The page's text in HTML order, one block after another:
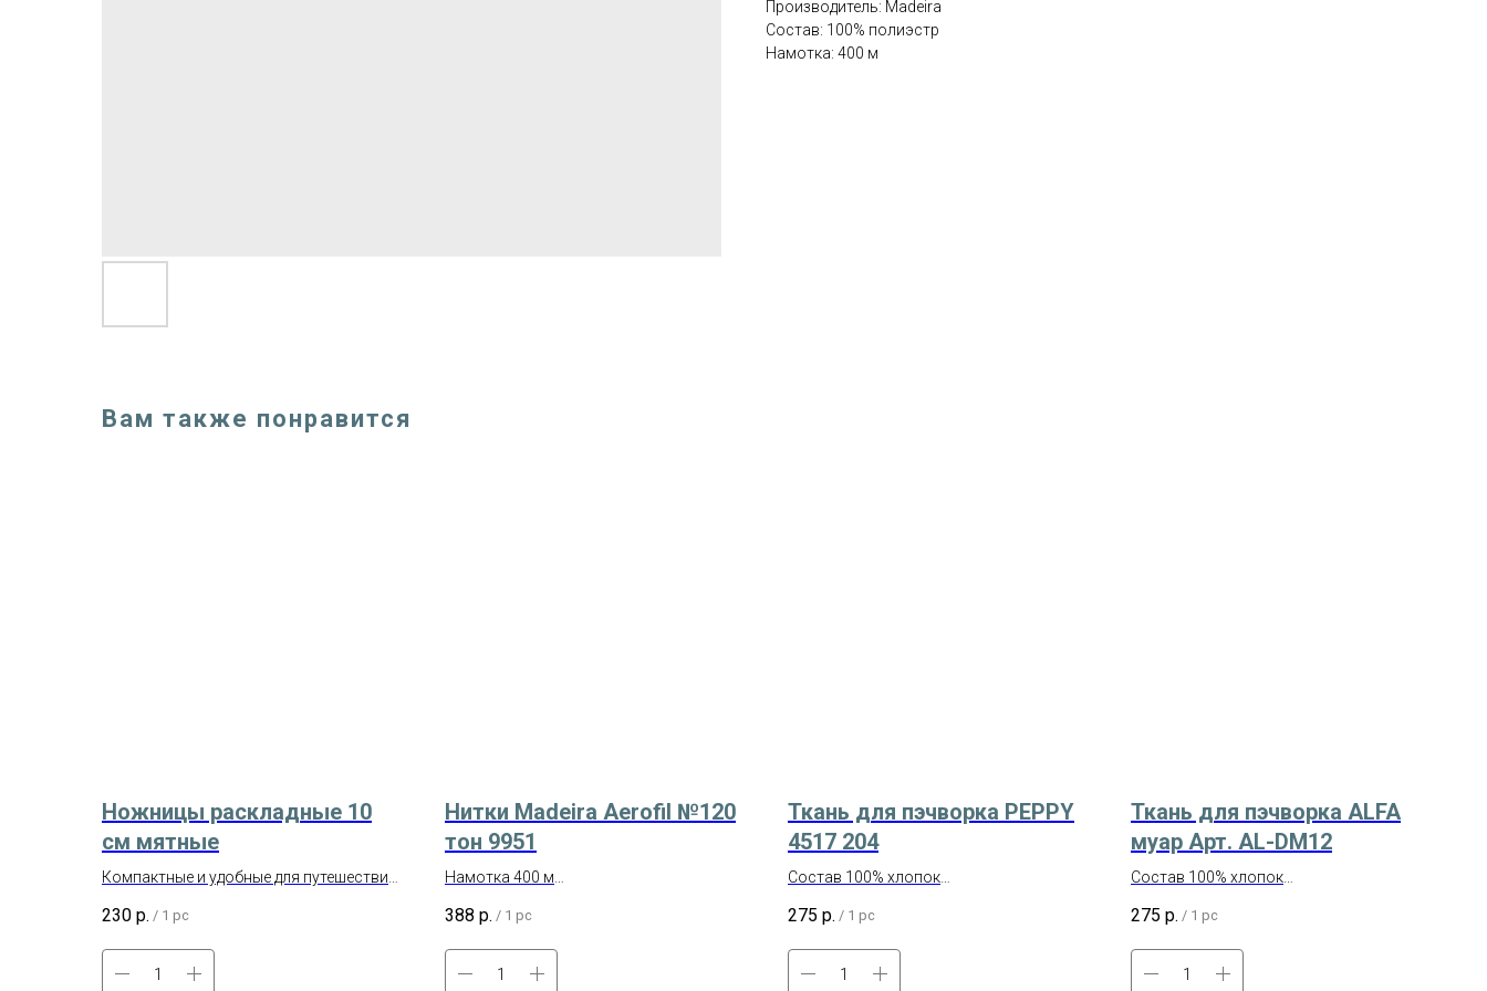
Производитель: Madeira
Состав: 100% полиэстр
Намотка: 400 м
Вам также понравится
Ножницы раскладные 10
см мятные
Компактные и удобные для путешествий,
230 р. / 1 pc
Нитки Madeira Aerofil №120
тон 9951
Намотка 400 м
Состав: 100% полиэстр
388 р. / 1 pc
Ткань для пэчворка PEPPY
4517 204
Состав 100% хлопок
Отрез размером 50х55 см
275 р. / 1 pc
Ткань для пэчворка ALFA
муар Арт. AL-DM12
Состав 100% хлопок
Отрез размером 50х55 см
275 р. / 1 pc